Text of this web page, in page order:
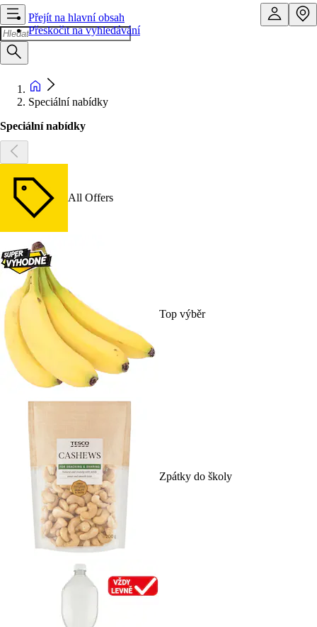
Přejít na hlavní obsah
Přeskočit na vyhledávání
Speciální nabídky
Speciální nabídky
All Offers
Top výběr
Zpátky do školy